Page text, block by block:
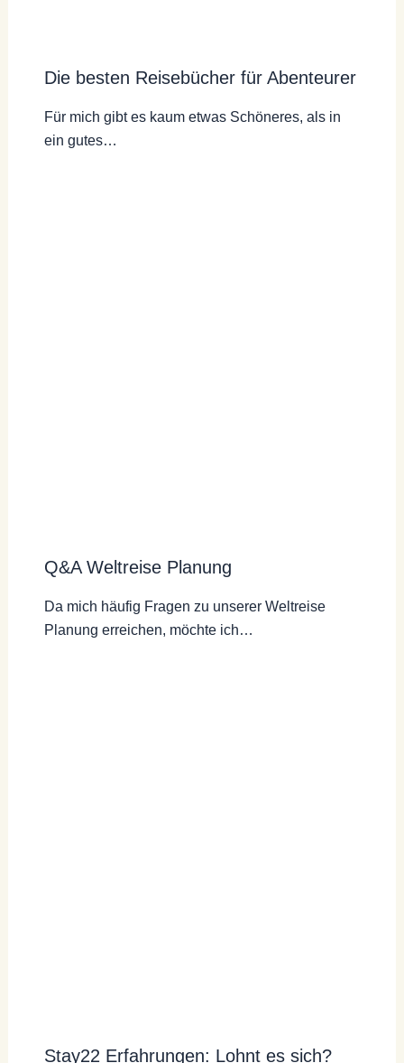
Die besten Reisebücher für Abenteurer
Für mich gibt es kaum etwas Schöneres, als in
ein gutes…
Q&A Weltreise Planung
Da mich häufig Fragen zu unserer Weltreise
Planung erreichen, möchte ich…
Stay22 Erfahrungen: Lohnt es sich?